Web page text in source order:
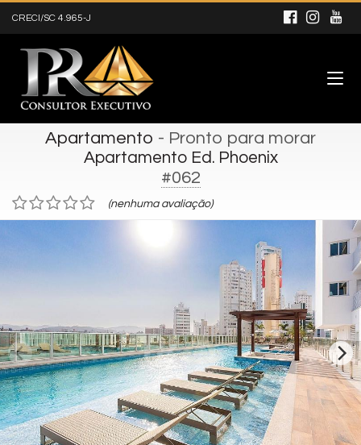
CRECI/SC 4.965-J
Apartamento - Pronto para morar
Apartamento Ed. Phoenix
#062
(nenhuma avaliação)